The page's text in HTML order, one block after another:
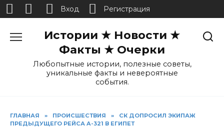
Истории ★ Новости ★
Факты ★ Очерки
Любопытные истории, полезные советы,
уникальные факты и невероятные
события.
ГЛАВНАЯ » ПРОИСШЕСТВИЯ »
СК ДОПРОСИЛ ЭКИПАЖ
ПРЕДЫДУЩЕГО РЕЙСА A-321 В ЕГИПЕТ
Вход Регистрация